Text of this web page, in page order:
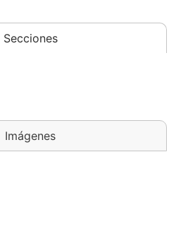
Secciones
Imágenes